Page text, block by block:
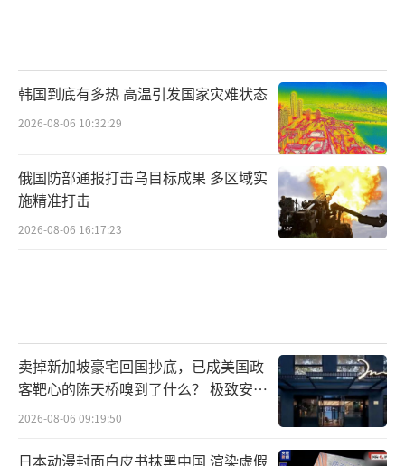
韩国到底有多热 高温引发国家灾难状态
2026-08-06 10:32:29
俄国防部通报打击乌目标成果 多区域实
施精准打击
2026-08-06 16:17:23
卖掉新加坡豪宅回国抄底，已成美国政
客靶心的陈天桥嗅到了什么？ 极致安全
的追寻
2026-08-06 09:19:50
日本动漫封面白皮书抹黑中国 渲染虚假